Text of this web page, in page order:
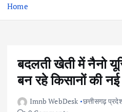
Home
बदलती खेती में नैनो
बन रहे किसानों की
Imnb WebDesk छत्तीसगढ़